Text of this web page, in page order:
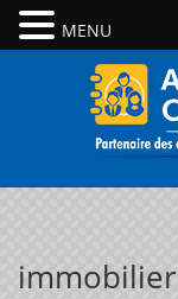
immobilier
MENU